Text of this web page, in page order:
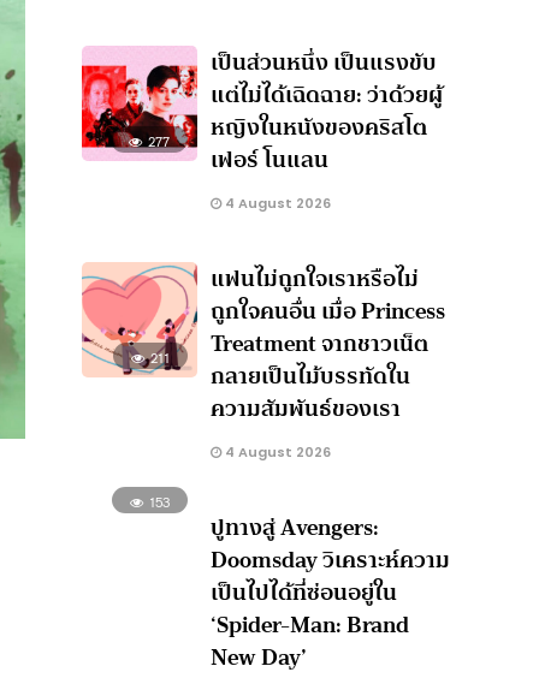
277
เป็นส่วนหนึ่ง เป็นแรงขับ
แต่ไม่ได้เฉิดฉาย: ว่าด้วยผู้
หญิงในหนังของคริสโต
เฟอร์ โนแลน
4 August 2026
211
แฟนไม่ถูกใจเราหรือไม่
ถูกใจคนอื่น เมื่อ Princess
Treatment จากชาวเน็ต
กลายเป็นไม้บรรทัดใน
ความสัมพันธ์ของเรา
4 August 2026
153
ปูทางสู่ Avengers:
Doomsday วิเคราะห์ความ
เป็นไปได้ที่ซ่อนอยู่ใน
‘Spider-Man: Brand
New Day’